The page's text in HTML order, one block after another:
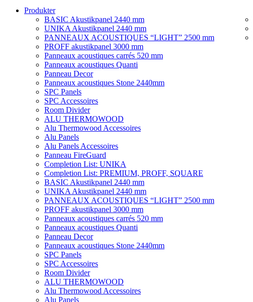
Produkter
BASIC Akustikpanel 2440 mm
UNIKA Akustikpanel 2440 mm
PANNEAUX ACOUSTIQUES “LIGHT” 2500 mm
PROFF akustikpanel 3000 mm
Panneaux acoustiques carrés 520 mm
Panneaux acoustiques Quanti
Panneau Decor
Panneaux acoustiques Stone 2440mm
SPC Panels
SPC Accessoires
Room Divider
ALU THERMOWOOD
Alu Thermowood Accessoires
Alu Panels
Alu Panels Accessoires
Panneau FireGuard
Completion List: UNIKA
Completion List: PREMIUM, PROFF, SQUARE
BASIC Akustikpanel 2440 mm
UNIKA Akustikpanel 2440 mm
PANNEAUX ACOUSTIQUES “LIGHT” 2500 mm
PROFF akustikpanel 3000 mm
Panneaux acoustiques carrés 520 mm
Panneaux acoustiques Quanti
Panneau Decor
Panneaux acoustiques Stone 2440mm
SPC Panels
SPC Accessoires
Room Divider
ALU THERMOWOOD
Alu Thermowood Accessoires
Alu Panels